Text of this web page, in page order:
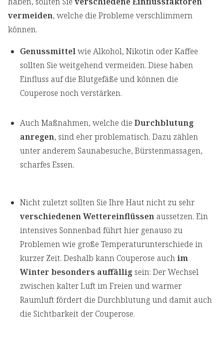
vermeiden, welche die Probleme verschlimmern
können.
Genussmittelwie Alkohol, Nikotin oder Kaffee
sollten Sie weitgehend vermeiden. Diese haben
Einfluss auf die Blutgefäße und können die
Couperose noch verstärken.
Auch Maßnahmen, welche die Durchblutung
anregen, sind eher problematisch. Dazu zählen
unter anderem Saunabesuche, Bürstenmassagen,
scharfes Essen.
Nicht zuletzt sollten Sie Ihre Haut nicht zu sehr
verschiedenen Wettereinflüssen aussetzen. Ein
intensives Sonnenbad führt hier genauso zu
Problemen wie große Temperaturunterschiede in
kurzer Zeit. Deshalb kann Couperose auchim
Winter besonders auffällig sein: Der Wechsel
zwischen kalter Luft im Freien und warmer
Raumluft fördert die Durchblutung und damit auch
die Sichtbarkeit der Couperose.